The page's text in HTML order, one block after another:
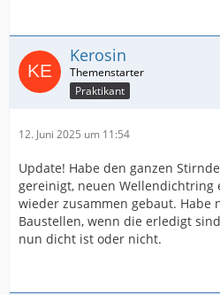
Kerosin
Praktikant
12. Juni 2025 um 11:54
Update! Habe den ganzen
gereinigt, neuen Wellendichtring
wieder zusammen gebaut. Habe
Baustellen, wenn die erledigt
nun dicht ist oder nicht.